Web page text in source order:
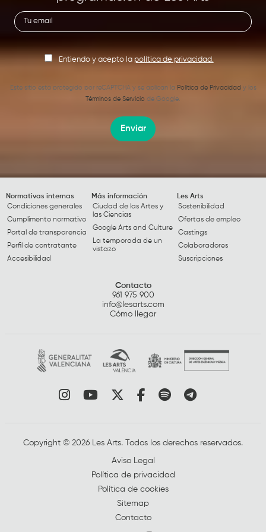
Entiendo y acepto la política de privacidad.
Este sitio está protegido por reCAPTCHA y se aplican la Política de Privacidad y los
Términos de Servicio de Google.
Enviar
Normativas internas
Condiciones generales
Cumplimento normativo
Portal de transparencia
Perfil de contratante
Accesibilidad
Más información
Ciudad de las Artes y
las Ciencias
Google Arts and Culture
La temporada de un
vistazo
Les Arts
Sostenibilidad
Ofertas de empleo
Castings
Colaboradores
Suscripciones
Contacto
961 975 900
info@lesarts.com
Cómo llegar
Link a instagram
Link a youtube
Link a twitter
Link a facebook
Link a spotify
Link a
Copyright © 2026 Les Arts. Todos los derechos reservados.
Aviso Legal
Política de privacidad
Política de cookies
Sitemap
Contacto